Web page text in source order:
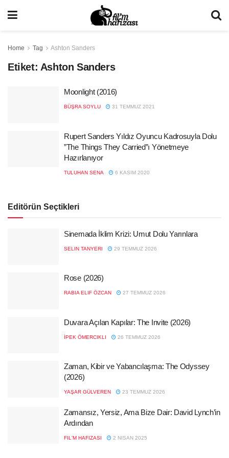
Home Tag Ashton Sanders
Etiket: Ashton Sanders
Moonlight (2016)
BÜŞRA SOYLU 31 TEMMUZ 2021
Rupert Sanders Yıldız Oyuncu Kadrosuyla Dolu
”The Things They Carried”ı Yönetmeye
Hazırlanıyor
TULUHAN SENA 6 KASIM 2020
Editörün Seçtikleri
Sinemada İklim Krizi: Umut Dolu Yarınlara
SELIN TANYERI 29 TEMMUZ 2026
Rose (2026)
RABIA ELIF ÖZCAN 27 TEMMUZ 2026
Duvara Açılan Kapılar: The Invite (2026)
İPEK ÖMERCIKLI 26 TEMMUZ 2026
Zaman, Kibir ve Yabancılaşma: The Odyssey
(2026)
YAŞAR GÜLVEREN 23 TEMMUZ 2026
Zamansız, Yersiz, Ama Bize Dair: David Lynch’in
Ardından
FIL'M HAFIZASI 2 NISAN 2025